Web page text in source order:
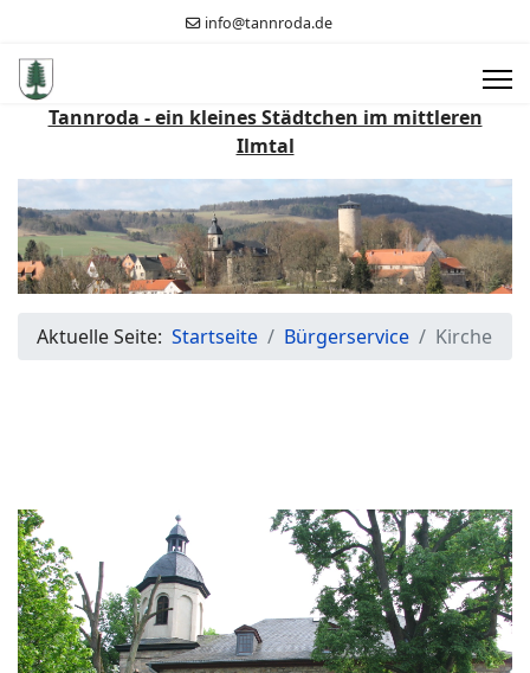
info@tannroda.de
Tannroda - ein kleines Städtchen im mittleren
Ilmtal
Aktuelle Seite: Startseite Bürgerservice Kirche